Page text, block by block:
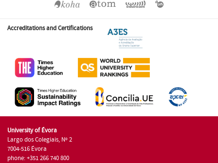
Accreditations and Certifications
University of Évora
Largo dos Colegiais, Nº 2
7004-516 Évora
phone: +351 266 740 800